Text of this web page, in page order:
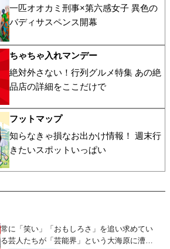
一匹オオカミ刑事×第六感女子 異色の
バディサスペンス開幕
ちゃちゃ入れマンデー
絶対外さない！行列グルメ特集 あの絶
品店の詳細をここだけで
フットマップ
知らなきゃ損なお出かけ情報！ 週末行
きたいスポットいっぱい
常に「笑い」「おもしろさ」を追い求めてい
る芸人たちが「芸能界」という大海原に漕ぎ